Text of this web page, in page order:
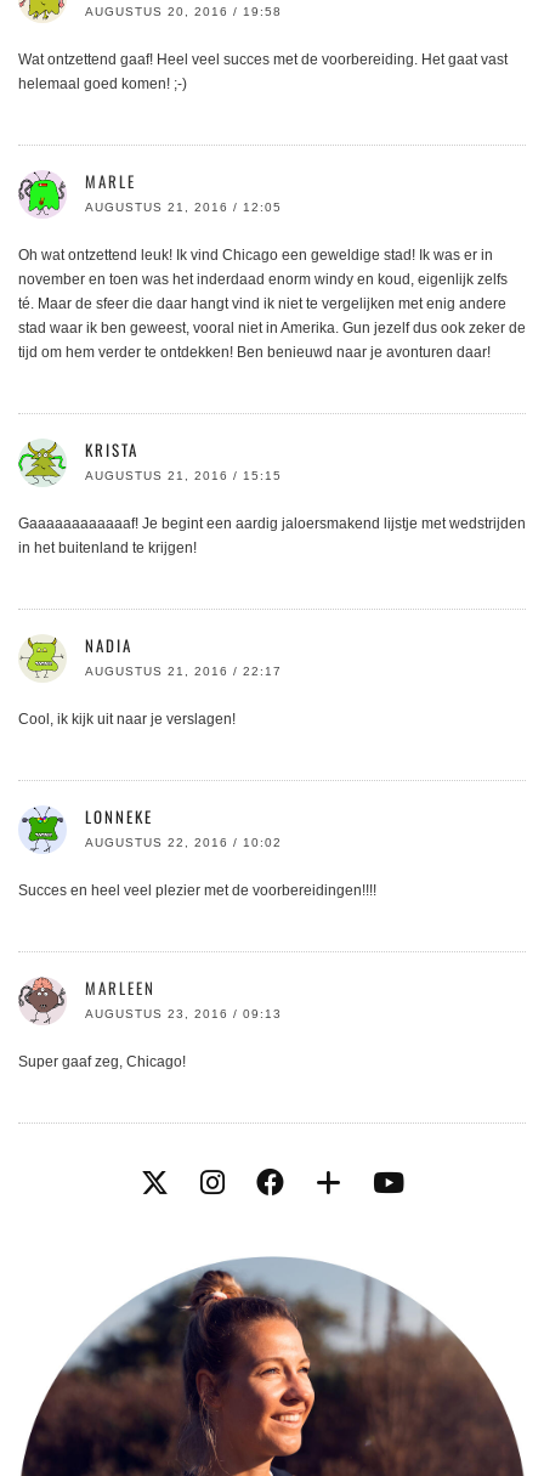
AUGUSTUS 20, 2016 / 19:58
Wat ontzettend gaaf! Heel veel succes met de voorbereiding. Het gaat vast
helemaal goed komen! ;-)
MARLE
AUGUSTUS 21, 2016 / 12:05
Oh wat ontzettend leuk! Ik vind Chicago een geweldige stad! Ik was er in
november en toen was het inderdaad enorm windy en koud, eigenlijk zelfs
té. Maar de sfeer die daar hangt vind ik niet te vergelijken met enig andere
stad waar ik ben geweest, vooral niet in Amerika. Gun jezelf dus ook zeker de
tijd om hem verder te ontdekken! Ben benieuwd naar je avonturen daar!
KRISTA
AUGUSTUS 21, 2016 / 15:15
Gaaaaaaaaaaaaf! Je begint een aardig jaloersmakend lijstje met wedstrijden
in het buitenland te krijgen!
NADIA
AUGUSTUS 21, 2016 / 22:17
Cool, ik kijk uit naar je verslagen!
LONNEKE
AUGUSTUS 22, 2016 / 10:02
Succes en heel veel plezier met de voorbereidingen!!!!
MARLEEN
AUGUSTUS 23, 2016 / 09:13
Super gaaf zeg, Chicago!